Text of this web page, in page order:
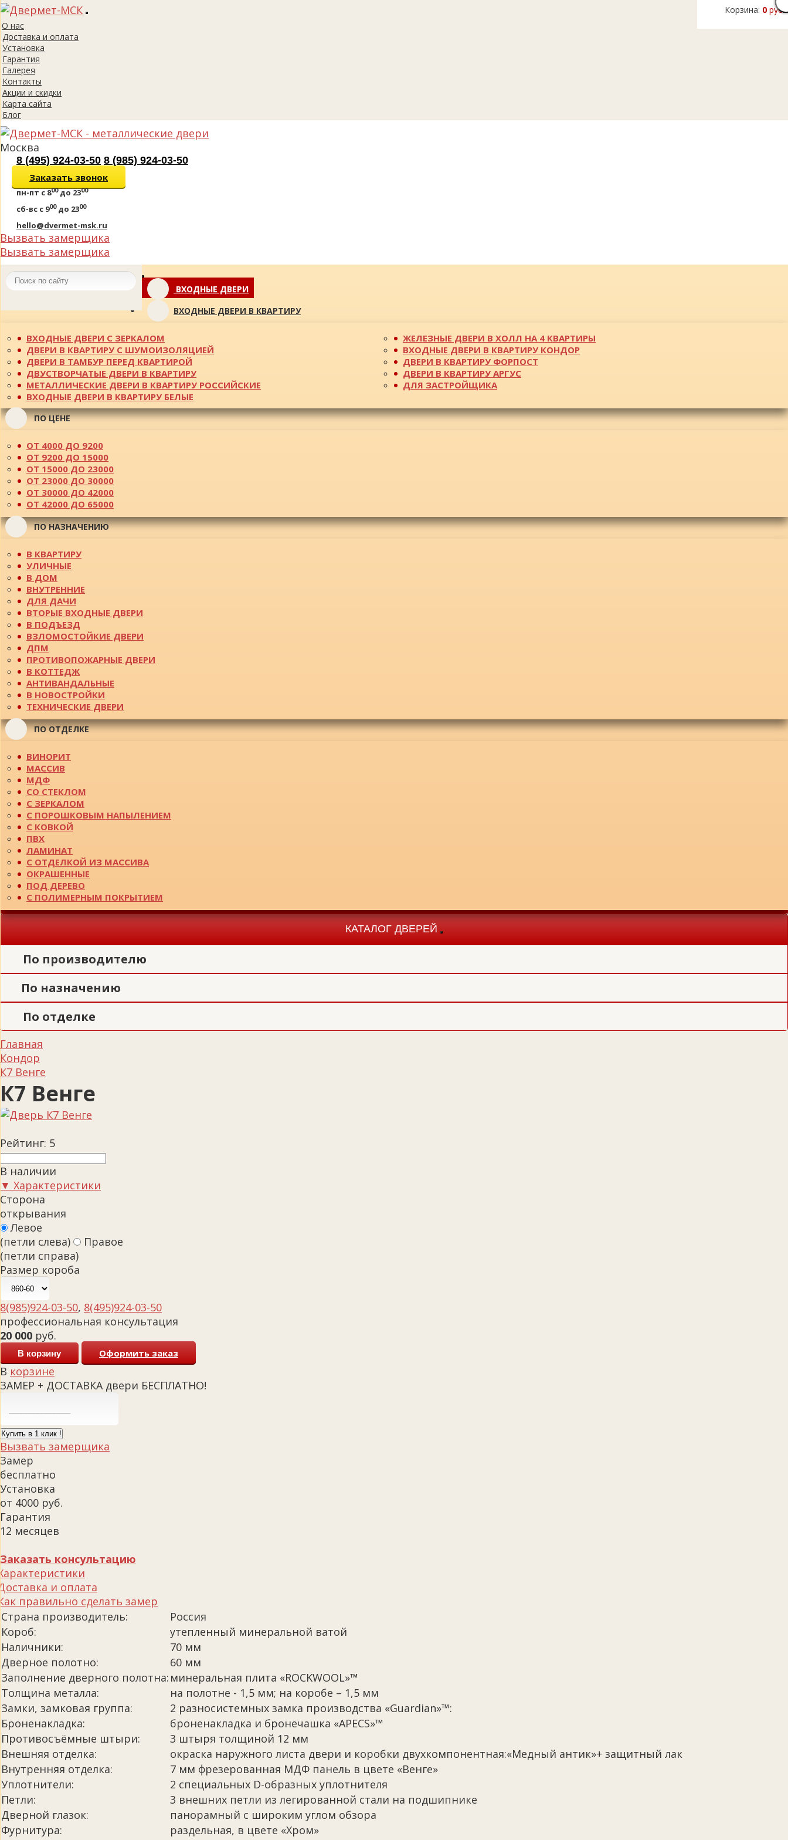
Корзина: 0 руб.
Toggle
О нас
Доставка и оплата
Установка
Гарантия
Галерея
Контакты
Акции и скидки
Карта сайта
Блог
Москва
8 (495) 924-03-50 8 (985) 924-03-50
Заказать звонок
пн-пт с 800до 2300
сб-вс с 900до 2300
hello@dvermet-msk.ru
Вызвать замерщика
Вызвать замерщика
Toggle
navigationВХОДНЫЕ ДВЕРИ
ВХОДНЫЕ ДВЕРИ В КВАРТИРУ
ВХОДНЫЕ ДВЕРИ С ЗЕРКАЛОМ
ДВЕРИ В КВАРТИРУ С ШУМОИЗОЛЯЦИЕЙ
ДВЕРИ В ТАМБУР ПЕРЕД КВАРТИРОЙ
ДВУСТВОРЧАТЫЕ ДВЕРИ В КВАРТИРУ
МЕТАЛЛИЧЕСКИЕ ДВЕРИ В КВАРТИРУ РОССИЙСКИЕ
ВХОДНЫЕ ДВЕРИ В КВАРТИРУ БЕЛЫЕ
ЖЕЛЕЗНЫЕ ДВЕРИ В ХОЛЛ НА 4 КВАРТИРЫ
ВХОДНЫЕ ДВЕРИ В КВАРТИРУ КОНДОР
ДВЕРИ В КВАРТИРУ ФОРПОСТ
ДВЕРИ В КВАРТИРУ АРГУС
ДЛЯ ЗАСТРОЙЩИКА
ПО ЦЕНЕ
ОТ 4000 ДО 9200
ОТ 9200 ДО 15000
ОТ 15000 ДО 23000
ОТ 23000 ДО 30000
ОТ 30000 ДО 42000
ОТ 42000 ДО 65000
ПО НАЗНАЧЕНИЮ
В КВАРТИРУ
УЛИЧНЫЕ
В ДОМ
ВНУТРЕННИЕ
ДЛЯ ДАЧИ
ВТОРЫЕ ВХОДНЫЕ ДВЕРИ
В ПОДЪЕЗД
ВЗЛОМОСТОЙКИЕ ДВЕРИ
ДПМ
ПРОТИВОПОЖАРНЫЕ ДВЕРИ
В КОТТЕДЖ
АНТИВАНДАЛЬНЫЕ
В НОВОСТРОЙКИ
ТЕХНИЧЕСКИЕ ДВЕРИ
ПО ОТДЕЛКЕ
ВИНОРИТ
МАССИВ
МДФ
СО СТЕКЛОМ
С ЗЕРКАЛОМ
С ПОРОШКОВЫМ НАПЫЛЕНИЕМ
С КОВКОЙ
ПВХ
ЛАМИНАТ
С ОТДЕЛКОЙ ИЗ МАССИВА
ОКРАШЕННЫЕ
ПОД ДЕРЕВО
С ПОЛИМЕРНЫМ ПОКРЫТИЕМ
КАТАЛОГ ДВЕРЕЙ
Toggle
navigation
По производителю
По назначению
По отделке
Главная
Кондор
К7 Венге
К7 Венге
Рейтинг: 5
В наличии
▼ Характеристики
Сторона
открывания
Левое
(петли слева)
Правое
(петли справа)
Размер короба
8(985)924-03-50, 8(495)924-03-50
профессиональная консультация
20 000 руб.
В корзину Оформить заказ
В корзине
ЗАМЕР + ДОСТАВКА двери БЕСПЛАТНО!
Купить в 1 клик !
Вызвать замерщика
Замер
бесплатно
Установка
от 4000 руб.
Гарантия
12 месяцев
Заказать консультацию
и оплата
правильно сделать замер
Страна производитель:
Россия
Короб:
утепленный минеральной ватой
Наличники:
70 мм
Дверное полотно:
60 мм
Заполнение дверного полотна: минеральная плита «ROCKWOOL»™
Толщина металла:
на полотне - 1,5 мм; на коробе – 1,5 мм
Замки, замковая группа:
2 разносистемных замка производства «Guardian»™:
Броненакладка:
броненакладка и бронечашка «APECS»™
Противосъёмные штыри:
3 штыря толщиной 12 мм
Внешняя отделка:
окраска наружного листа двери и коробки двухкомпонентная:«Медный антик»+ защитный лак
Внутренняя отделка:
7 мм фрезерованная МДФ панель в цвете «Венге»
Уплотнители:
2 специальных D-образных уплотнителя
Петли:
3 внешних петли из легированной стали на подшипнике
Дверной глазок:
панорамный с широким углом обзора
Фурнитура:
раздельная, в цвете «Хром»